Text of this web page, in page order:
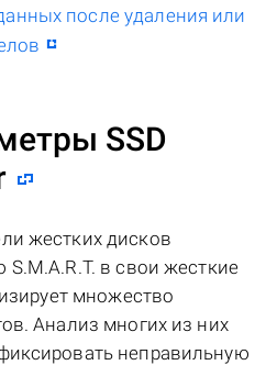
после удаления или
SSD
жестких дисков
в свои жесткие
множество
Анализ многих из них
неправильную